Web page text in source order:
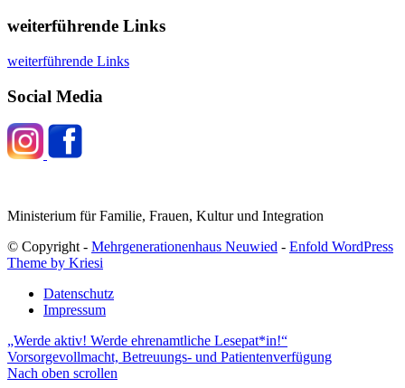
weiterführende Links
weiterführende Links
Social Media
Ministerium für Familie, Frauen, Kultur und Integration
© Copyright - Mehrgenerationenhaus Neuwied - Enfold WordPress
Theme by Kriesi
Datenschutz
Impressum
„Werde aktiv! Werde ehrenamtliche Lesepat*in!“
Vorsorgevollmacht, Betreuungs- und Patientenverfügung
Nach oben scrollen